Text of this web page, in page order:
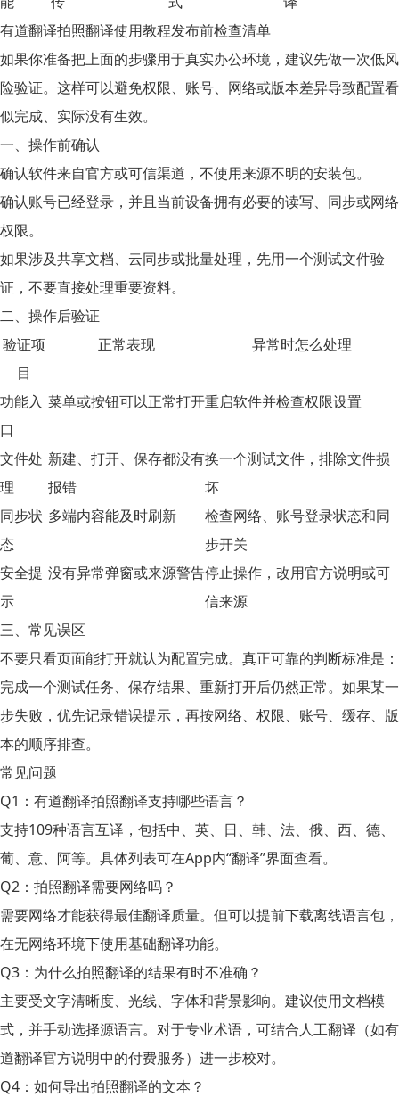
有道翻译拍照翻译使用教程发布前检查清单
如果你准备把上面的步骤用于真实办公环境，建议先做一次低风
险验证。这样可以避免权限、账号、网络或版本差异导致配置看
似完成、实际没有生效。
一、操作前确认
确认软件来自官方或可信渠道，不使用来源不明的安装包。
确认账号已经登录，并且当前设备拥有必要的读写、同步或网络
权限。
如果涉及共享文档、云同步或批量处理，先用一个测试文件验
证，不要直接处理重要资料。
二、操作后验证
验证项
目
正常表现 异常时怎么处理
功能入
口
菜单或按钮可以正常打开重启软件并检查权限设置
文件处
理
新建、打开、保存都没有
报错
换一个测试文件，排除文件损
坏
同步状
态
多端内容能及时刷新
检查网络、账号登录状态和同
步开关
安全提
示
没有异常弹窗或来源警告停止操作，改用官方说明或可
信来源
三、常见误区
不要只看页面能打开就认为配置完成。真正可靠的判断标准是：
完成一个测试任务、保存结果、重新打开后仍然正常。如果某一
步失败，优先记录错误提示，再按网络、权限、账号、缓存、版
本的顺序排查。
常见问题
Q1：有道翻译拍照翻译支持哪些语言？
支持109种语言互译，包括中、英、日、韩、法、俄、西、德、
葡、意、阿等。具体列表可在App内“翻译”界面查看。
Q2：拍照翻译需要网络吗？
需要网络才能获得最佳翻译质量。但可以提前下载离线语言包，
在无网络环境下使用基础翻译功能。
Q3：为什么拍照翻译的结果有时不准确？
主要受文字清晰度、光线、字体和背景影响。建议使用文档模
式，并手动选择源语言。对于专业术语，可结合人工翻译（如有
道翻译官方说明中的付费服务）进一步校对。
Q4：如何导出拍照翻译的文本？